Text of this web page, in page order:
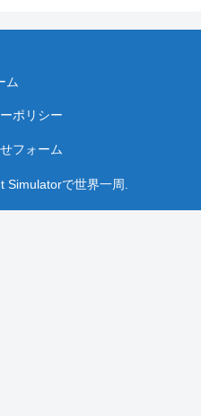
ム
ポリシー
フォーム
で世界一周.